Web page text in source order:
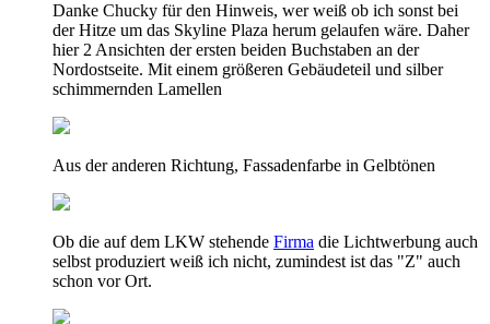
Danke Chucky für den Hinweis, wer weiß ob ich sonst bei
der Hitze um das Skyline Plaza herum gelaufen wäre. Daher
hier 2 Ansichten der ersten beiden Buchstaben an der
Nordostseite. Mit einem größeren Gebäudeteil und silber
schimmernden Lamellen
Aus der anderen Richtung, Fassadenfarbe in Gelbtönen
Ob die auf dem LKW stehende Firma die Lichtwerbung auch
selbst produziert weiß ich nicht, zumindest ist das "Z" auch
schon vor Ort.